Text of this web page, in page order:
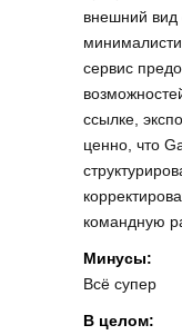
внешний
сервис
ссылке,
ценно, что
командную
Минусы:
Всё супер
В целом: